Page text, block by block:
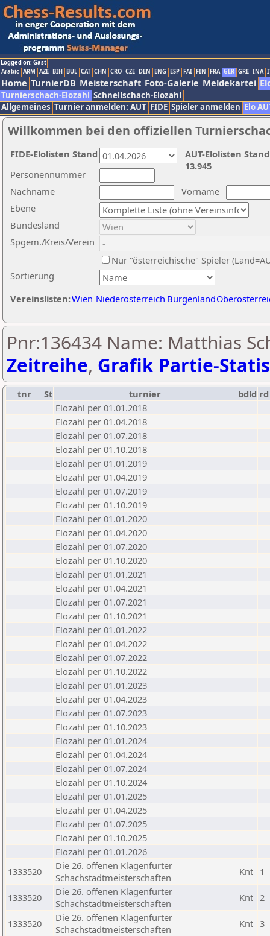
Logged on: Gast
Arabic ARM AZE BIH BUL CAT CHN CRO CZE DEN ENG ESP FAI FIN FRA GER GRE INA
Home TurnierDB Meisterschaft Foto-Galerie Meldekartei
Turnierschach-Elozahl Schnellschach-Elozahl
Allgemeines Turnier anmelden: AUT FIDE Spieler anmelden Elo
Willkommen bei den offiziellen
Nachname
Vorname
Ebene
Sortierung
Personennummer
Bundesland
Spgem./Kreis/Verein
Nur "österreichische" Spieler
Vereinslisten:Wien Niederösterreich Burgenland
AUT-Elolisten
13.945
FIDE-Elolisten Stand
Pnr:136434 Name: Matthias
Zeitreihe, Grafik Partie-
tnr St turnier bdld rd
Elozahl per 01.01.2018
Elozahl per 01.04.2018
Elozahl per 01.07.2018
Elozahl per 01.10.2018
Elozahl per 01.01.2019
Elozahl per 01.04.2019
Elozahl per 01.07.2019
Elozahl per 01.10.2019
Elozahl per 01.01.2020
Elozahl per 01.04.2020
Elozahl per 01.07.2020
Elozahl per 01.10.2020
Elozahl per 01.01.2021
Elozahl per 01.04.2021
Elozahl per 01.07.2021
Elozahl per 01.10.2021
Elozahl per 01.01.2022
Elozahl per 01.04.2022
Elozahl per 01.07.2022
Elozahl per 01.10.2022
Elozahl per 01.01.2023
Elozahl per 01.04.2023
Elozahl per 01.07.2023
Elozahl per 01.10.2023
Elozahl per 01.01.2024
Elozahl per 01.04.2024
Elozahl per 01.07.2024
Elozahl per 01.10.2024
Elozahl per 01.01.2025
Elozahl per 01.04.2025
Elozahl per 01.07.2025
Elozahl per 01.10.2025
Elozahl per 01.01.2026
1333520
Die 26. offenen Klagenfurter
Schachstadtmeisterschaften
Knt 1
1333520
Die 26. offenen Klagenfurter
Schachstadtmeisterschaften
Knt 2
1333520
Die 26. offenen Klagenfurter
Schachstadtmeisterschaften
Knt 3